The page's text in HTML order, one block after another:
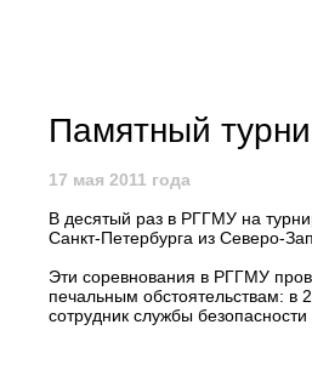
Памятный
17 мая 2011 года
В десятый раз в РГГМУ на
Санкт-Петербурга из Северо-
Эти соревнования в РГГМУ
печальным обстоятельствам: в
сотрудник службы безопасности